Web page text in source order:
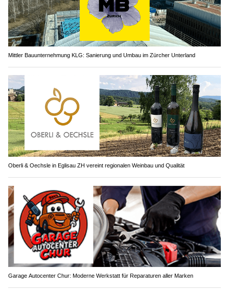
Mittler Bauunternehmung KLG: Sanierung und Umbau im Zürcher Unterland
Oberli & Oechsle in Eglisau ZH vereint regionalen Weinbau und Qualität
Garage Autocenter Chur: Moderne Werkstatt für Reparaturen aller Marken